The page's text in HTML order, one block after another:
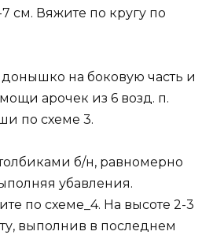
7 см. Вяжите по кругу по
на боковую часть и
арочек из 6 возд. п.
по схеме 3.
б/н, равномерно
убавления.
по схеме_4. На высоте 2-3
выполнив в последнем